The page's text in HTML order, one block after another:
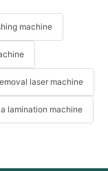
machine
laser machine
lamination machine